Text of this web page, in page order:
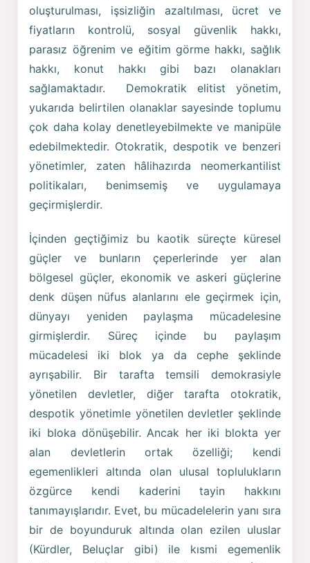
oluşturulması, işsizliğin azaltılması, ücret ve
fiyatların kontrolü, sosyal güvenlik hakkı,
parasız öğrenim ve eğitim görme hakkı, sağlık
hakkı, konut hakkı gibi bazı olanakları
sağlamaktadır. Demokratik elitist yönetim,
yukarıda belirtilen olanaklar sayesinde toplumu
çok daha kolay denetleyebilmekte ve manipüle
edebilmektedir. Otokratik, despotik ve benzeri
yönetimler, zaten hâlihazırda neomerkantilist
politikaları, benimsemiş ve uygulamaya
geçirmişlerdir.
İçinden geçtiğimiz bu kaotik süreçte küresel
güçler ve bunların çeperlerinde yer alan
bölgesel güçler, ekonomik ve askeri güçlerine
denk düşen nüfus alanlarını ele geçirmek için,
dünyayı yeniden paylaşma mücadelesine
girmişlerdir. Süreç içinde bu paylaşım
mücadelesi iki blok ya da cephe şeklinde
ayrışabilir. Bir tarafta temsili demokrasiyle
yönetilen devletler, diğer tarafta otokratik,
despotik yönetimle yönetilen devletler şeklinde
iki bloka dönüşebilir. Ancak her iki blokta yer
alan devletlerin ortak özelliği; kendi
egemenlikleri altında olan ulusal toplulukların
özgürce kendi kaderini tayin hakkını
tanımayışlarıdır. Evet, bu mücadelelerin yanı sıra
bir de boyunduruk altında olan ezilen uluslar
(Kürdler, Beluçlar gibi) ile kısmi egemenlik